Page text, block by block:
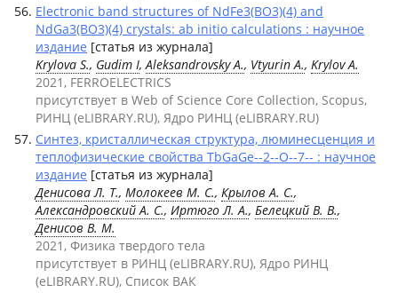
Electronic band structures of NdFe3(BO3)(4) and
NdGa3(BO3)(4) crystals: ab initio calculations : научное
издание [статья из журнала]
Krylova S., Gudim I,Aleksandrovsky A., Vtyurin A., Krylov A.
2021, FERROELECTRICS
присутствует в Web of Science Core Collection, Scopus,
РИНЦ (eLIBRARY.RU), Ядро РИНЦ (eLIBRARY.RU)
Синтез, кристаллическая структура, люминесценция и
теплофизические свойства TbGaGe--2--O--7-- : научное
издание [статья из журнала]
Денисова Л. Т., Молокеев М. С., Крылов А. С.,
Александровский А. С., Иртюго Л. А., Белецкий В. В.,
Денисов В. М.
2021, Физика твердого тела
присутствует в РИНЦ (eLIBRARY.RU), Ядро РИНЦ
(eLIBRARY.RU), Список ВАК